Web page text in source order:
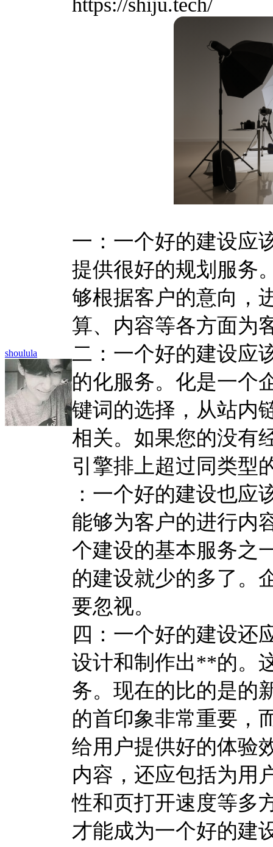
shoulula
https://shiju.tech/
一：一个好的建设应
提供很好的规划服务
够根据客户的意向，
算、内容等各方面为
二：一个好的建设应
的化服务。化是一个
键词的选择，从站内
相关。如果您的没有
引擎排上超过同类型
：一个好的建设也应
能够为客户的进行内
个建设的基本服务之
的建设就少的多了。
要忽视。
四：一个好的建设还
设计和制作出**的。
务。现在的比的是的
的首印象非常重要，
给用户提供好的体验
内容，还应包括为用
性和页打开速度等多
才能成为一个好的建